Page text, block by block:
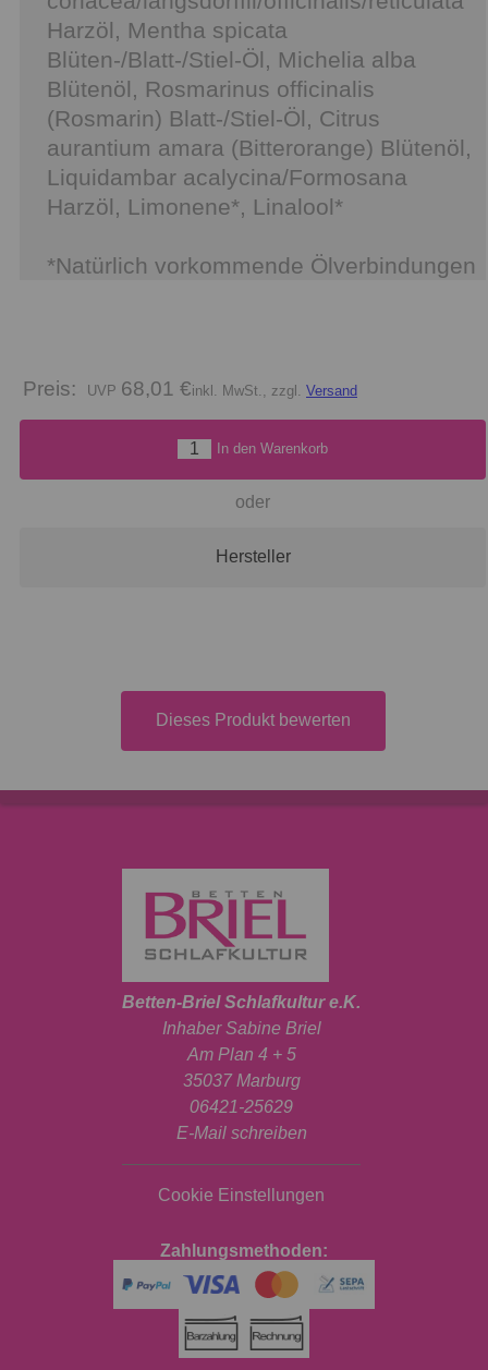
Harzöl, Mentha spicata
Blüten-/Blatt-/Stiel-Öl, Michelia alba
Blütenöl, Rosmarinus officinalis
(Rosmarin) Blatt-/Stiel-Öl, Citrus
aurantium amara (Bitterorange) Blütenöl,
Liquidambar acalycina/Formosana
Harzöl, Limonene*, Linalool*
*Natürlich vorkommende Ölverbindungen
Preis: 68,01 €inkl. MwSt., zzgl. Versand
In den Warenkorb
oder
Hersteller
Dieses Produkt bewerten
Betten-Briel Schlafkultur e.K.
Inhaber Sabine Briel
Am Plan 4 + 5
35037 Marburg
06421-25629
E-Mail schreiben
Cookie Einstellungen
Zahlungsmethoden: